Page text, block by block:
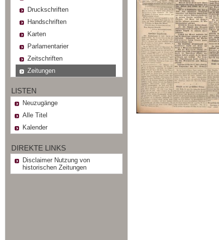
Druckschriften
Handschriften
Karten
Parlamentarier
Zeitschriften
Zeitungen
LISTEN
Neuzugänge
Alle Titel
Kalender
DIREKTE LINKS
Disclaimer Nutzung von
historischen Zeitungen